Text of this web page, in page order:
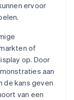
ervoor
of
op. Door
aan
de kans geven
van een